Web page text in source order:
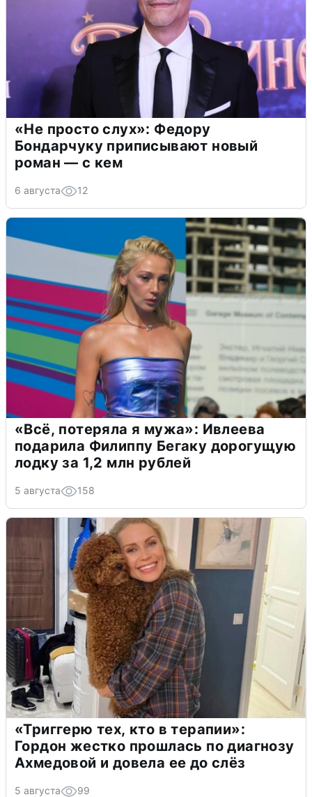
«Не просто слух»: Федору
Бондарчуку приписывают новый
роман — с кем
6 августа 12
«Всё, потеряла я мужа»: Ивлеева
подарила Филиппу Бегаку дорогущую
лодку за 1,2 млн рублей
5 августа 158
«Триггерю тех, кто в терапии»:
Гордон жестко прошлась по диагнозу
Ахмедовой и довела ее до слёз
5 августа 99